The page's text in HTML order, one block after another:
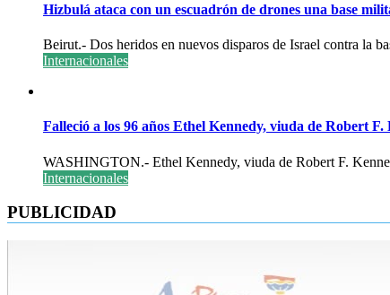
Hizbulá ataca con un escuadrón de drones una base
Beirut.- Dos heridos en nuevos disparos de Israel contra la
Internacionales
Falleció a los 96 años Ethel Kennedy, viuda de Robert F.
WASHINGTON.- Ethel Kennedy, viuda de Robert F.
Internacionales
PUBLICIDAD